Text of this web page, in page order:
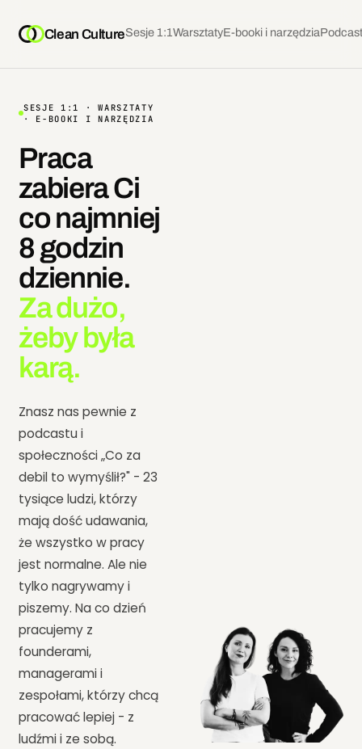
Clean CultureSesje 1:1WarsztatyE-booki i narzędzia
SESJE 1:1 · WARSZTATY
· E-BOOKI I NARZĘDZIA
Praca
zabiera Ci
co najmniej
8 godzin
dziennie.
Za dużo,
żeby była
karą.
Znasz nas pewnie z
podcastu i
społeczności „Co za
debil to wymyślił?" - 23
tysiące ludzi, którzy
mają dość udawania,
że wszystko w pracy
jest normalne. Ale nie
tylko nagrywamy i
piszemy. Na co dzień
pracujemy z
founderami,
managerami i
zespołami, którzy chcą
pracować lepiej - z
ludźmi i ze sobą.